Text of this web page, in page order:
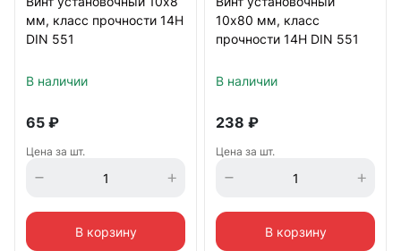
мм, класс прочности 14Н
DIN 551
В наличии
65 ₽
Цена за шт.
В корзину
10х80 мм, класс
прочности 14Н DIN 551
В наличии
238 ₽
Цена за шт.
В корзину